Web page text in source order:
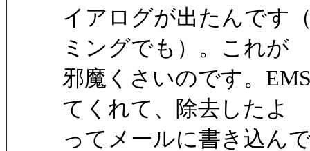
イアログが出たんです
ミングでも）。これが
邪魔くさいのです。
てくれて、除去したよ
ってメールに書き込ん